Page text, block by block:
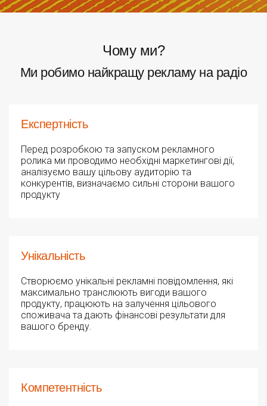
Чому ми?
Ми робимо найкращу рекламу на радіо
Експертність
Перед розробкою та запуском рекламного
ролика ми проводимо необхідні маркетингові дії,
аналізуємо вашу цільову аудиторію та
конкурентів, визначаємо сильні сторони вашого
продукту
Унікальність
Створюємо унікальні рекламні повідомлення, які
максимально транслюють вигоди вашого
продукту, працюють на залучення цільового
споживача та дають фінансові результати для
вашого бренду.
Компетентність